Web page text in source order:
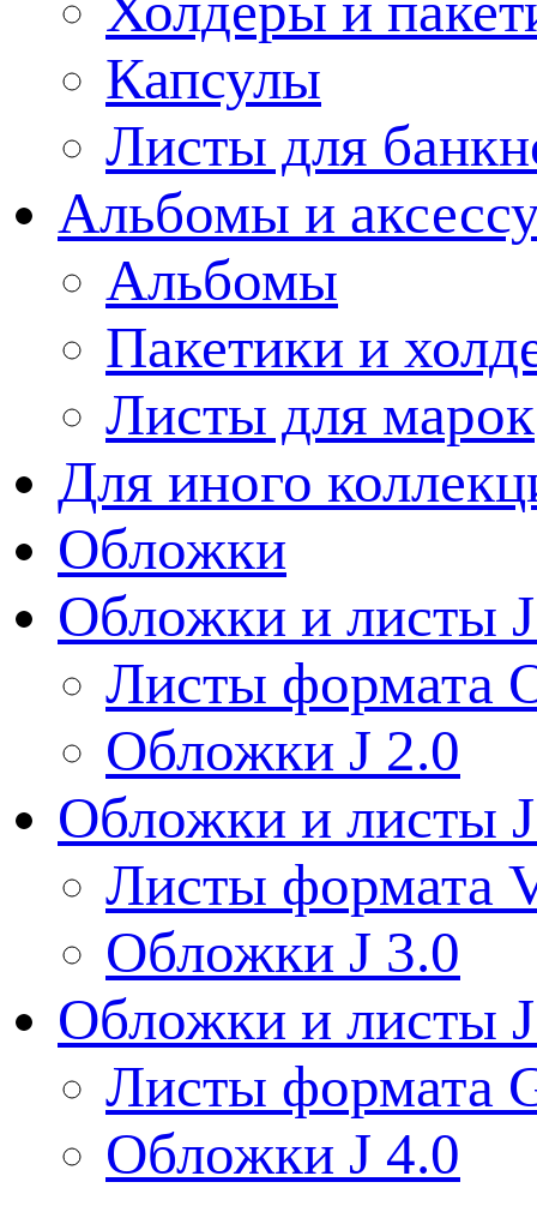
Капсулы
Листы для
Альбомы и
Альбомы
Пакетики и
Листы для марок
Для иного
Обложки
Обложки и листы
Листы формата
Обложки J 2.0
Обложки и листы
Листы формата
Обложки J 3.0
Обложки и листы
Листы формата
Обложки J 4.0